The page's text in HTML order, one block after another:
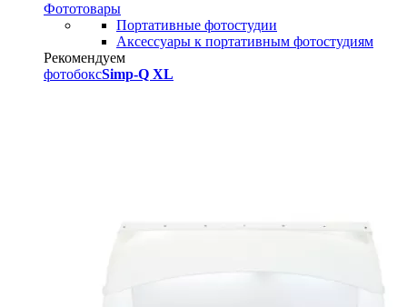
Фототовары
Портативные фотостудии
Аксессуары к портативным фотостудиям
Рекомендуем
фотобоксSimp-Q XL